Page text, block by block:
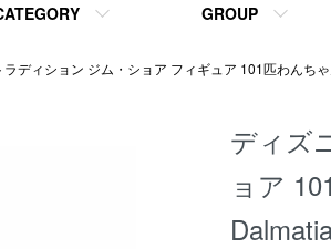
GROUP
ディション ジム・ショア フィギュア 101匹わんち
ディズ
ョア